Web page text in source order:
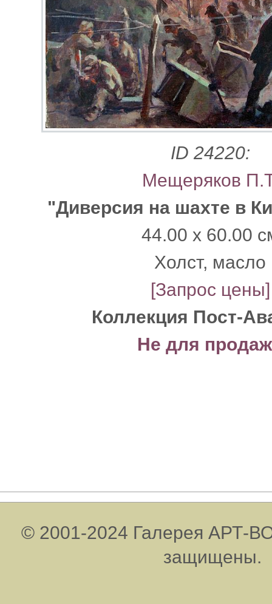
ID 24220:
Мещеряков
"Диверсия на шахте в
44.00 x 60.00
Xолст, масло
[Запрос цены]
Коллекция Пост-
Не для
© 2001-2024 Галерея АРТ-
защищены.